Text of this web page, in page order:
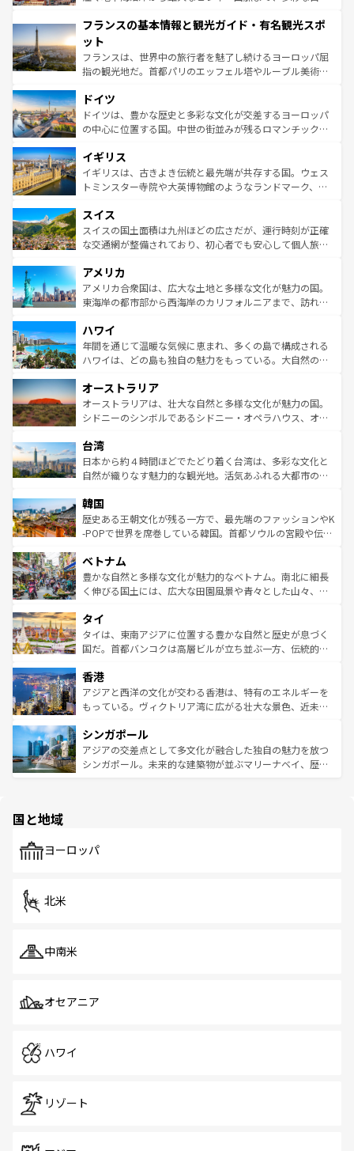
ませてくれるイタリアで、忘れられない旅をしてみよう！
なお、新着のイタリア情報は
しい。
文化が根付くこの国では、情熱的なフラメンコ、熱気あふ
れる闘牛、そして美味しいタパスが生活の一部となってい
る。首都マドリードの洗練された雰囲気や、バルセロナの
アートに溢れた街角から、地方では古代ローマ遺跡や中世
せる。地方によって風土や気候が異なるスペインはその個
性で訪れる人を魅了する。 なお、新着のスペイン情報は コ
ンテンツ一覧を参照してほしい。
フランスの基本情報と観光ガイド・有名観光スポ
ット
フランスは、世界中の旅行者を魅了し続けるヨーロッパ屈
指の観光地だ。首都パリのエッフェル塔やルーブル美術館
で、幅広い魅力が詰まっている。華麗な宮殿、歴史的な大
聖堂、美しいビーチ、そして豊かな自然が、訪れる者を心
から魅了する。また、フランスは美食の国としても知ら
いる。シャンパンの発祥地であるランス、プロヴァンスの
香り高いラベンダー畑など、多彩な楽しみ方が可能だ。さ
らに、パリ以外の地域にも魅力が溢れており、どの街角に
れる地方に足を運ぶとそれぞれで全く異なる文化を体験で
きるだろう。 なお、新着のフランス情報はコンテンツ一覧
を参照してほしい。
ドイツ
ドイツは、豊かな歴史と多彩な文化が交差するヨーロッパ
の中心に位置する国。中世の街並みが残るロマンチック街
顔を持つこの国は、どこを歩いても飽きることがない。ベ
ルリンの文化的活気、バイエルン州のアルプスの絶景、そ
してライン川沿いのワイン畑といった風景は必見。ビール
は、お酒好きな人にはぜひ体験してほしい。 なお、新着の
ドイツ情報はコンテンツ一覧を参照してほしい。
イギリス
イギリスは、古きよき伝統と最先端が共存する国。ウェス
トミンスター寺院や大英博物館のようなランドマーク、歴
リアごとに異なる魅力がある。また、優雅なアフタヌーン
ティー、ビール好きにはたまらない英国パブ、サッカー観
戦など、本場だからこそできる体験も豊富。イギリスを旅
ンツ一覧を参照してほしい。
スイス
スイスの国土面積は九州ほどの広さだが、運行時刻が正確
な交通網が整備されており、初心者でも安心して個人旅行
の建物がそのまま残る町や、スイスならではのユニークな
博物館もあり、アルプス観光だけでなく町歩きも満喫する
ことができる。国民の所得が高いため物価も高いが、旅行
ば市内交通費無料で観光を楽しむこともできる。 なお、新
着のスイス情報はコンテンツ一覧 を参照してほしい。
アメリカ
アメリカ合衆国は、広大な土地と多様な文化が魅力の国。
東海岸の都市部から西海岸のカリフォルニアまで、訪れる
のような巨大都市は、観光、ショッピング、エンターテイ
ンメントが詰まった刺激的なスポットだ。一方、アメリカ
西部には大自然が広がり、グランドキャニオンやイエロー
部のニューオーリンズでは、音楽と美食が融合した独特の
文化が魅力。旅行者はアメリカの各地域で異なる魅力を楽
しみながら、その多様性と豊かな歴史を感じることができ
ならではの贅沢な旅のスタイルだ。 なお、新着のアメリカ
情報はコンテンツ一覧を参照してほしい。
ハワイ
年間を通じて温暖な気候に恵まれ、多くの島で構成される
ハワイは、どの島も独自の魅力をもっている。大自然の神
ワイ島は見逃せない。また、定番の観光地といえばオアフ
島だが、静かな自然を求めるならマウイ島やカウアイ島が
おすすめ。エメラルドグリーンに輝く海をはじめ、豊かな
れるおもてなしの心で訪れる人々を迎えてくれるハワイの
人々、おいしいローカルフードやハワイアンミュージッ
ク、伝統的なフラダンスなど、すべてがハワイの魅力を彩
ワイを、存分に味わってほしい。 なお、新着のハワイ情報
はコンテンツ一覧を参照してほしい。
オーストラリア
オーストラリアは、壮大な自然と多様な文化が魅力の国。
シドニーのシンボルであるシドニー・オペラハウス、オー
リアリーフや大陸中央部にそびえるウルル（エアーズロッ
ク）、タスマニアの美しい原生林やケアンズの熱帯雨林な
ど、見どころがたくさん。また、カフェやワイン、オージ
いる。アクティビティも充実しており、サーフィンやダイ
ビング、ハイキングなど、アウトドア好きにはたまらな
い。オーストラリアの多彩な魅力を存分に味わいつくそ
参照してほしい。
台湾
日本から約４時間ほどでたどり着く台湾は、多彩な文化と
自然が織りなす魅力的な観光地。活気あふれる大都市の台
ン）、静ひつな山岳地帯である台湾東部など、都市の喧騒
と山間の静けさが共存しており、訪れる人に新しい発見と
驚きをもたらしてくれる。また、奥深い台湾の食文化も魅
容にもいいと評判のスイーツなど、バラエティ豊かな料理
が味わえる。 なお、新着の台湾情報は コンテンツ一覧を参
照してほしい。
韓国
歴史ある王朝文化が残る一方で、最先端のファッションやK
-POPで世界を席巻している韓国。首都ソウルの宮殿や伝統
き、地方に足を延ばせば四季折々の自然美を楽しむことが
できる。そして、キムチや焼肉、絶品のストリートフード
まで、さまざまな韓国料理が待っている。夜には、韓国な
リティに包まれながら、韓国の多彩な魅力を心ゆくまで味
わってみてほしい。 なお、新着の韓国情報はコンテンツ一
覧を参照してほしい。
ベトナム
豊かな自然と多様な文化が魅力的なベトナム。南北に細長
く伸びる国土には、広大な田園風景や青々とした山々、世
急速な発展と共に伝統が息づく。ハノイの古い町並みやホ
ーチミン市のフランス統治時代の建物も、独特の雰囲気を
醸し出している。また、バラエティの豊かさとおいしさで
とつ。フォーやバインミー、ベトナムコーヒーなどは、ぜ
ひ現地で味わいたい。どの地域を訪れてもあたたかい人々
が旅行者を迎えてくれるので、きっと忘れられない旅にな
参照してほしい。
タイ
タイは、東南アジアに位置する豊かな自然と歴史が息づく
国だ。首都バンコクは高層ビルが立ち並ぶ一方、伝統的な
の活気が交差している。北部ではチェンマイなどの山岳地
帯で自然と触れ合い、南部ではプーケットやクラビの美し
いビーチでリゾート気分を楽しむことができる。タイ料理
激する。気候は一年中温暖で、どの季節にも異なる楽しみ
が待っている。親しみやすいタイの人々、仏教を中心とし
た文化、そして多様な観光資源が、訪れる旅人を魅了し続
香港
アジアと西洋の文化が交わる香港は、特有のエネルギーを
もっている。ヴィクトリア湾に広がる壮大な景色、近未来
み、どこを訪れても感動するはず。観光スポットが密集し
ており、効率よく見どころを回れるのも魅力。息をのむよ
うな絶景から文化的な体験まで、香港を存分に楽しみ尽く
シンガポール
アジアの交差点として多文化が融合した独自の魅力を放つ
シンガポール。未来的な建築物が並ぶマリーナベイ、歴史
で、ホーカーズは地元の風情を楽しめる外せないスポット
国と地域
ヨーロッパ
北米
中南米
オセアニア
ハワイ
リゾート